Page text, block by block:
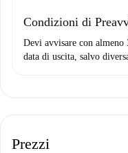
Condizioni di
Devi avvisare con
data di uscita, salvo
Prezzi